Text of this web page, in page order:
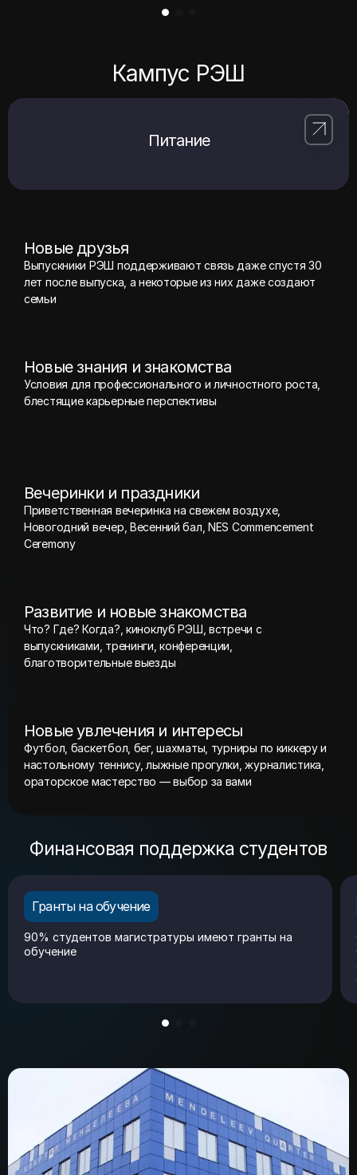
Кампус РЭШ
Питание
Новые друзья
Выпускники РЭШ поддерживают связь даже спустя 30
лет после выпуска, а некоторые из них даже создают
семьи
Новые знания и знакомства
Условия для профессионального и личностного роста,
блестящие карьерные перспективы
Вечеринки и праздники
Приветственная вечеринка на свежем воздухе,
Новогодний вечер, Весенний бал, NES Commencement
Ceremony
Развитие и новые знакомства
Что? Где? Когда?, киноклуб РЭШ, встречи с
выпускниками, тренинги, конференции,
благотворительные выезды
Новые увлечения и интересы
Футбол, баскетбол, бег, шахматы, турниры по киккеру и
настольному теннису, лыжные прогулки, журналистика,
ораторское мастерство — выбор за вами
Финансовая поддержка студентов
Гранты на обучение
90% студентов магистратуры имеют гранты на
обучение